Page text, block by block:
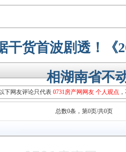
干货首波剧透！《
相湖南省不
以下网友评论只代表 0731房产网网友 个人观点
总数0条，第0页/共0页